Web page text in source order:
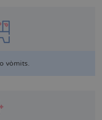
vòmits.